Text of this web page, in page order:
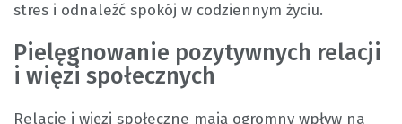
stres i odnaleźć spokój w codziennym życiu.
Pielęgnowanie pozytywnych relacji
i więzi społecznych
Relacje i więzi społeczne mają ogromny wpływ na